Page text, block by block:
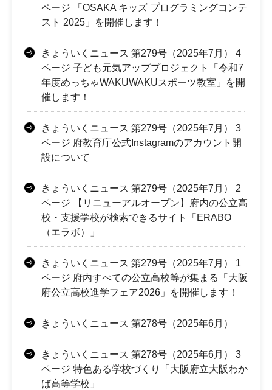
ページ 「OSAKA キッズ プログラミングコンテ
スト 2025」を開催します！
きょういくニュース 第279号（2025年7月） 4
ページ 子ども元気アッププロジェクト「令和7
年度めっちゃWAKUWAKUスポーツ教室」を開
催します！
きょういくニュース 第279号（2025年7月） 3
ページ 府教育庁公式Instagramのアカウント開
設について
きょういくニュース 第279号（2025年7月） 2
ページ 【リニューアルオープン】府内の公立高
校・支援学校が検索できるサイト「ERABO
（エラボ）」
きょういくニュース 第279号（2025年7月） 1
ページ 府内すべての公立高校等が集まる「大阪
府公立高校進学フェア2026」を開催します！
きょういくニュース 第278号（2025年6月）
きょういくニュース 第278号（2025年6月） 3
ページ 特色ある学校づくり「大阪府立大阪わか
ば高等学校」